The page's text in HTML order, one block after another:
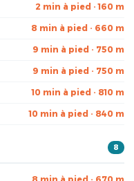
2 min à pied · 160 m
8 min à pied · 660 m
9 min à pied · 750 m
9 min à pied · 750 m
10 min à pied · 810 m
10 min à pied · 840 m
8